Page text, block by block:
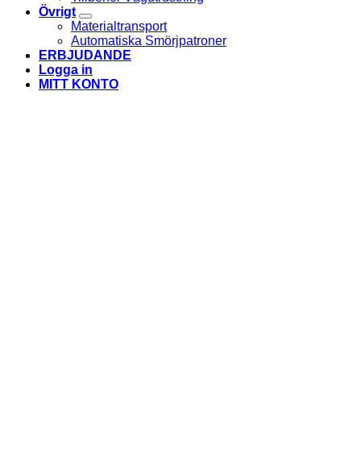
Övrigt
Materialtransport
Automatiska Smörjpatroner
ERBJUDANDE
Logga in
MITT KONTO